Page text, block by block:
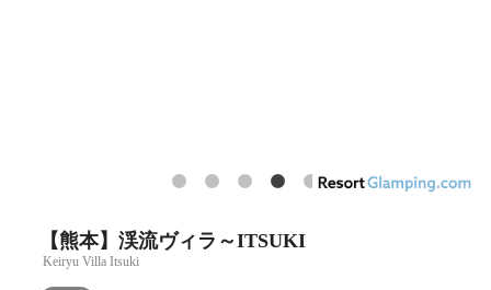
【熊本】渓流ヴィラ～ITSUKI
Keiryu Villa Itsuki